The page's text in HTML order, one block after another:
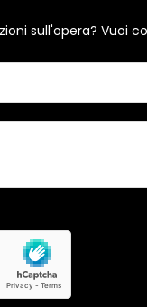
sull'opera? Vuoi